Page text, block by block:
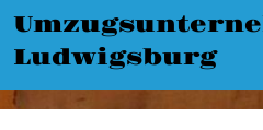
Ludwigsburg